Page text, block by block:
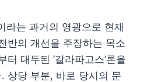
라는 과거의 영광으로 현재
반의 개선을 주장하는 목소
대두된 ‘갈라파고스’론을
상당 부분, 바로 당시의 문